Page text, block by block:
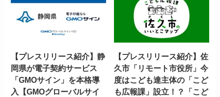
【プレスリリース紹介】静
岡県が電子契約サービス
「GMOサイン」を本格導
入【GMOグローバルサイ
【プレスリリース紹介】佐
久市「リモート市役所」今
度はこども達主体の「こど
も広報課」設立！？「こど